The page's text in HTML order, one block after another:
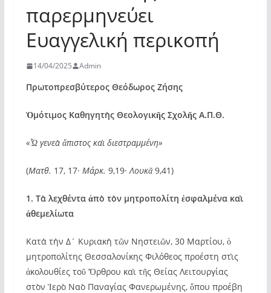
παρερμηνεύει
Ευαγγελική περικοπή
14/04/2025 Admin
Πρωτοπρεσβύτερος Θεόδωρος Ζήσης
Ὁμότιμος Καθηγητὴς Θεολογικῆς Σχολῆς Α.Π.Θ.
«Ὦ γενεὰ ἄπιστος καὶ διεστραμμένη»
(Ματθ. 17, 17· Μάρκ. 9,19·Λουκᾶ9,41)
1. Τὰ λεχθέντα ἀπὸ τὸν μητροπολίτη ἐσφαλμένα καὶ
ἀθεμελίωτα
Κατὰ τὴν Δ´ Κυριακὴ τῶν Νηστειῶν, 30 Μαρτίου, ὁ
μητροπολίτης Θεσσαλονίκης Φιλόθεος προέστη στὶς
ἀκολουθίες τοῦ Ὄρθρου καὶ τῆς Θείας Λειτουργίας
στὸν Ἱερὸ Ναὸ Παναγίας Φανερωμένης, ὅπου προέβη